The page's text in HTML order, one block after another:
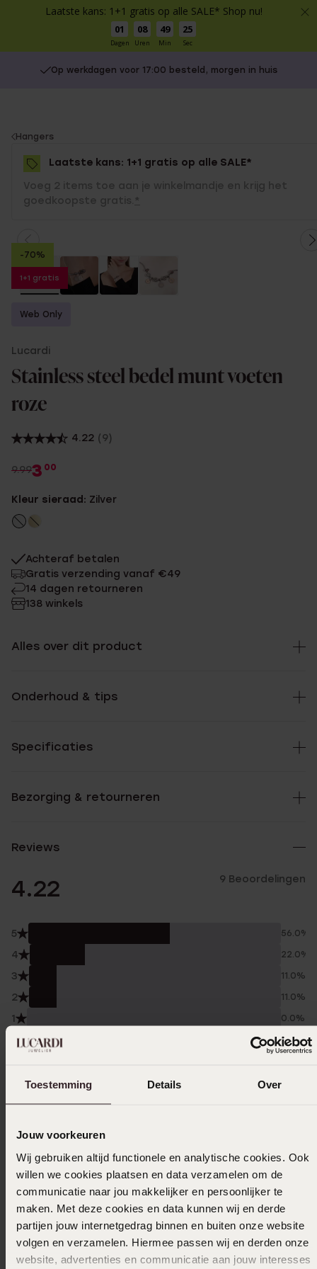
Laatste kans: 1+1 gratis op alle SALE* Shop nu!
01
Dagen
08
Uren
49
Min
25
Sec
Toestemming Details Over
Jouw voorkeuren
Wij gebruiken altijd functionele en analytische cookies. Ook
willen we cookies plaatsen en data verzamelen om de
communicatie naar jou makkelijker en persoonlijker te
maken. Met deze cookies en data kunnen wij en derde
partijen jouw internetgedrag binnen en buiten onze website
volgen en verzamelen. Hiermee passen wij en derden onze
website, advertenties en communicatie aan jouw interesses
Op werkdagen voor 17:00 besteld, morgen in huis
You
are
here:
Hangers
Laatste kans: 1+1 gratis op alle SALE*
Voeg 2 items toe aan je winkelmandje en krijg het
goedkoopste gratis. *
-70%
1+1 gratis
Web Only
Lucardi
Stainless steel bedel munt voeten
roze
4.22 (9)
9.993 00
Kleur sieraad: Zilver
Achteraf betalen
Gratis verzending vanaf €49
14 dagen retourneren
138 winkels
Alles over dit product
Onderhoud & tips
Specificaties
Bezorging & retourneren
Reviews
4.22 9 Beoordelingen
5 56.0%
4 22.0%
3 11.0%
2 11.0%
1 0.0%
Verzameld onder de
05-06-2024 - Diana F.
05-06-2024 - Diana F.